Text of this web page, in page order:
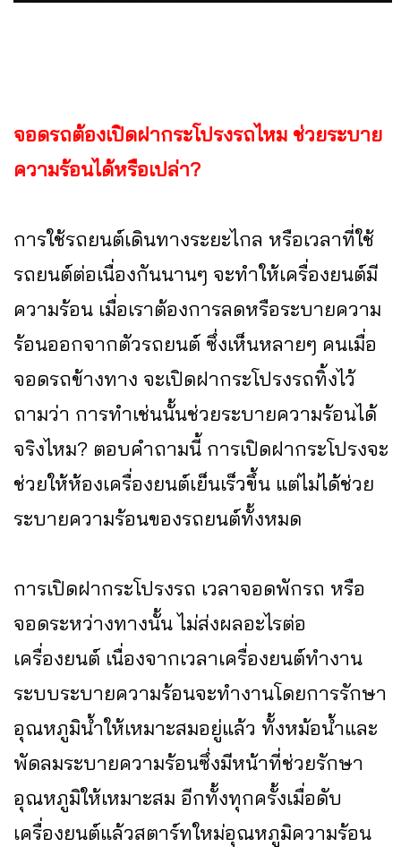
จอดรถต้องเปิดฝากระโปรงรถไหม ช่วยระบาย
ความร้อนได้หรือเปล่า?
การใช้รถยนต์เดินทางระยะไกล หรือเวลาที่ใช้
รถยนต์ต่อเนื่องกันนานๆ จะทำให้เครื่องยนต์มี
ความร้อน เมื่อเราต้องการลดหรือระบายความ
ร้อนออกจากตัวรถยนต์ ซึ่งเห็นหลายๆ คนเมื่อ
จอดรถข้างทาง จะเปิดฝากระโปรงรถทิ้งไว้
ถามว่า การทำเช่นนั้นช่วยระบายความร้อนได้
จริงไหม? ตอบคำถามนี้ การเปิดฝากระโปรงจะ
ช่วยให้ห้องเครื่องยนต์เย็นเร็วขึ้น แต่ไม่ได้ช่วย
ระบายความร้อนของรถยนต์ทั้งหมด
การเปิดฝากระโปรงรถ เวลาจอดพักรถ หรือ
จอดระหว่างทางนั้น ไม่ส่งผลอะไรต่อ
เครื่องยนต์ เนื่องจากเวลาเครื่องยนต์ทำงาน
ระบบระบายความร้อนจะทำงานโดยการรักษา
อุณหภูมิน้ำให้เหมาะสมอยู่แล้ว ทั้งหม้อน้ำและ
พัดลมระบายความร้อนซึ่งมีหน้าที่ช่วยรักษา
อุณหภูมิให้เหมาะสม อีกทั้งทุกครั้งเมื่อดับ
เครื่องยนต์แล้วสตาร์ทใหม่อุณหภูมิความร้อน